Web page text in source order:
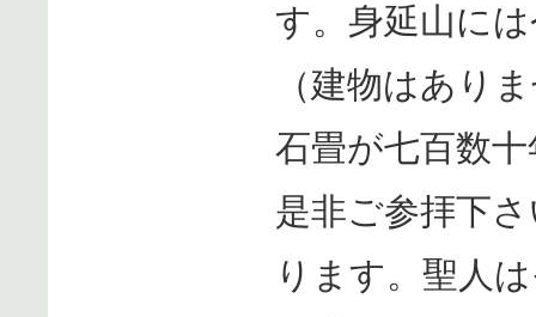
す。身延山に
（建物はあり
石畳が七百数
是非ご参拝下
ります。聖人